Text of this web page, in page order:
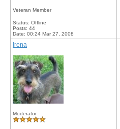
Veteran Member
Status: Offline
Posts: 44
Date: 00:24 Mar 27, 2008
Irena
Moderator